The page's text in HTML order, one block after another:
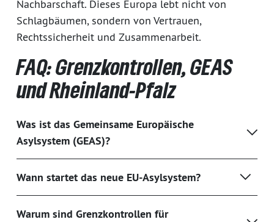
Nachbarschaft. Dieses Europa lebt nicht von
Schlagbäumen, sondern von Vertrauen,
Rechtssicherheit und Zusammenarbeit.
FAQ: Grenzkontrollen, GEAS
und Rheinland-Pfalz
Was ist das Gemeinsame Europäische
Asylsystem (GEAS)?
Wann startet das neue EU-Asylsystem?
Warum sind Grenzkontrollen für